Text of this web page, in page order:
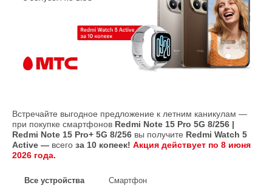
Встречайте выгодное предложение к летним каникулам —
при покупке смартфонов Redmi Note 15 Pro 5G 8/256 |
Redmi Note 15 Pro+ 5G 8/256 вы получите Redmi Watch 5
Active — всего за 10 копеек! Акция действует по 8 июня
2026 года.
Все устройства Смартфон